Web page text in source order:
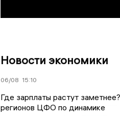
Новости экономики
06/08 15:10
Где зарплаты растут
регионов ЦФО по динамике